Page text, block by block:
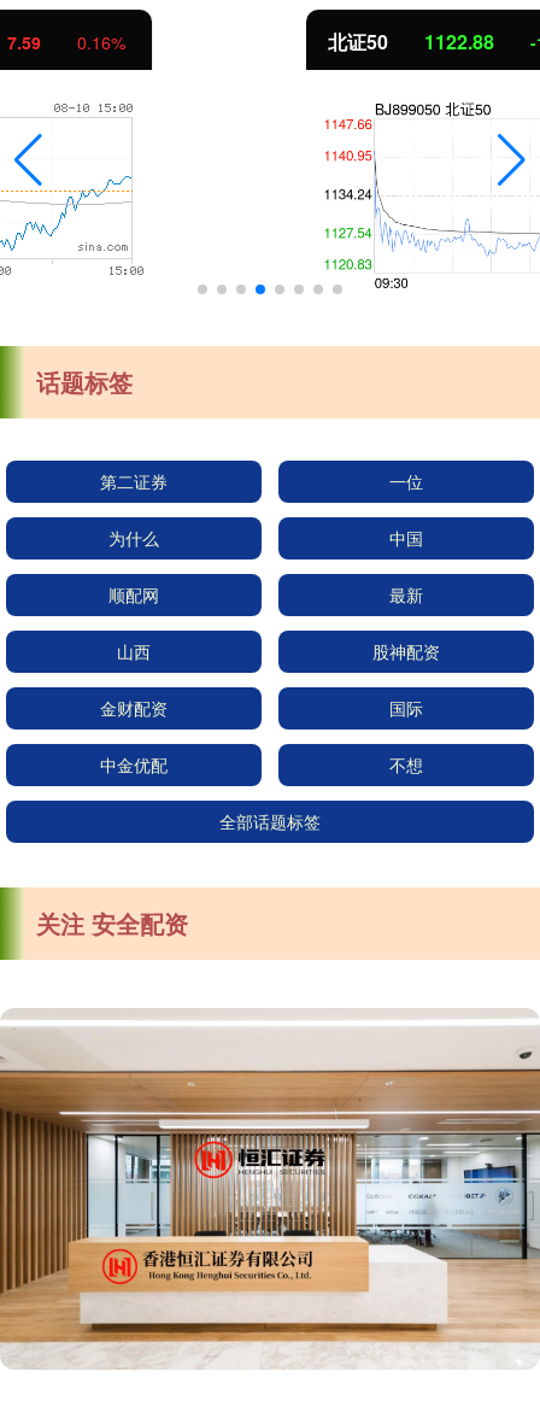
北证50 -11.37 -1.00%
话题标签
第二证券 一位
为什么 中国
顺配网 最新
山西 股神配资
金财配资 国际
中金优配 不想
全部话题标签
关注 安全配资